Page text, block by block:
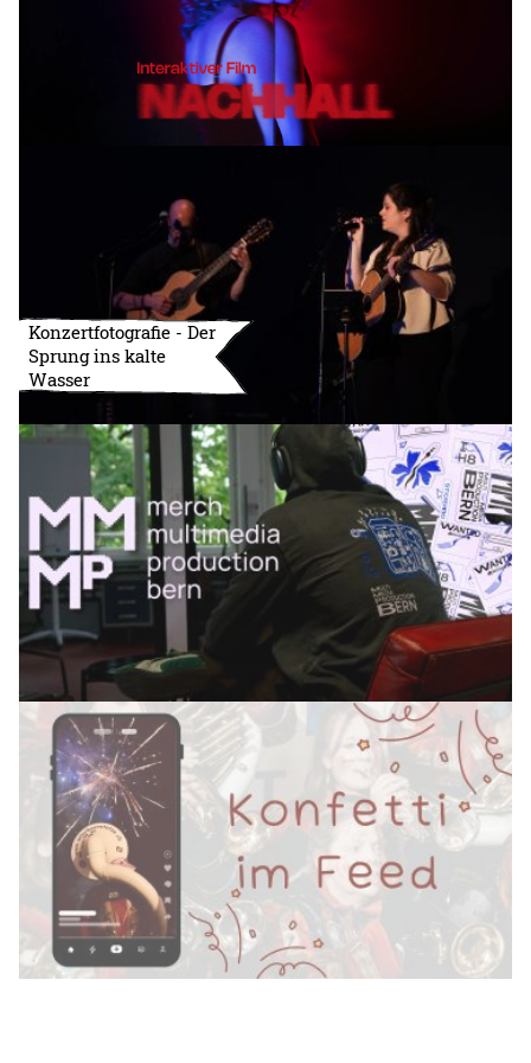
Konzertfotografie - Der
Sprung ins kalte
Wasser